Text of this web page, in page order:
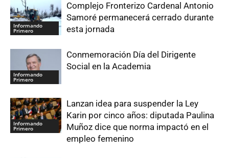
Informando
Primero
Complejo Fronterizo Cardenal Antonio
Samoré permanecerá cerrado durante
esta jornada
Informando
Primero
Conmemoración Día del Dirigente
Social en la Academia
Informando
Primero
Lanzan idea para suspender la Ley
Karin por cinco años: diputada Paulina
Muñoz dice que norma impactó en el
empleo femenino